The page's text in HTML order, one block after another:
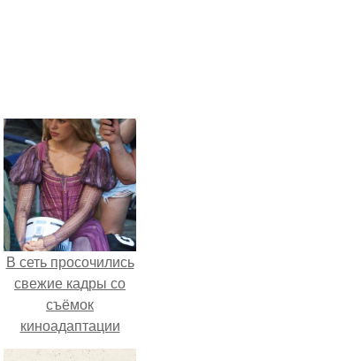
В сеть просочились
свежие кадры со
съёмок
киноадаптации
"Рапунцель", и всё